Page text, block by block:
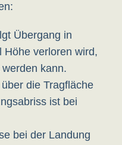
Übergang in
Höhe verloren wird,
kann.
die Tragfläche
ist bei
bei der Landung